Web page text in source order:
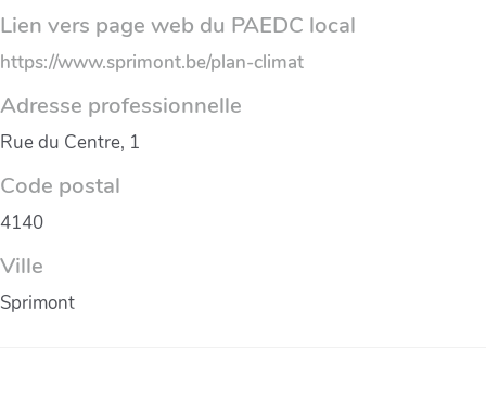
Lien vers page web du PAEDC local
https://www.sprimont.be/plan-climat
Adresse professionnelle
Rue du Centre, 1
Code postal
4140
Ville
Sprimont